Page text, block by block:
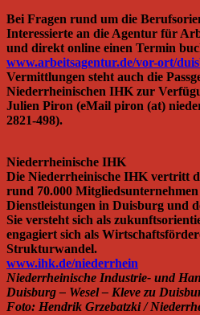
Bei Fragen rund um die
Interessierte an die Agentur für
und direkt online einen Termin
www.arbeitsagentur.de/vor-ort/
Vermittlungen steht auch die
Niederrheinischen IHK zur
Julien Piron (eMail piron (at)
2821-498).
Niederrheinische IHK
Die Niederrheinische IHK vertritt
rund 70.000
Dienstleistungen in Duisburg und
Sie versteht sich als
engagiert sich als
Strukturwandel.
www.ihk.de/niederrhein
Niederrheinische Industrie- und
Duisburg – Wesel – Kleve zu
Foto: Hendrik Grzebatzki /